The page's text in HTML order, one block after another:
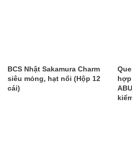
BCS Nhật Sakamura Charm
siêu mỏng, hạt nổi (Hộp 12
cái)
hợp